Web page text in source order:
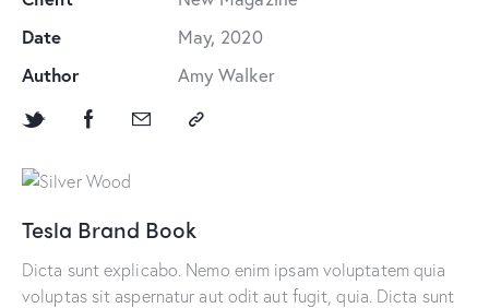
Tesla Brand Book
Dicta sunt explicabo. Nemo enim ipsam voluptatem quia
voluptas sit aspernatur aut odit aut fugit, quia. Dicta sunt
Date
May, 2020
Author
Amy Walker